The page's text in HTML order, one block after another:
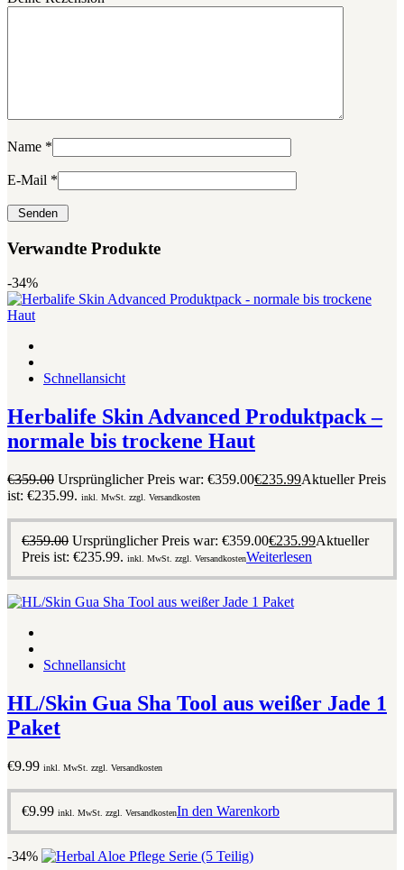
Name *
E-Mail *
Verwandte Produkte
-34%
Schnellansicht
Herbalife Skin Advanced Produktpack –
normale bis trockene Haut
€359.00 Ursprünglicher Preis war: €359.00€235.99Aktueller Preis
ist: €235.99. inkl. MwSt. zzgl. Versandkosten
€359.00 Ursprünglicher Preis war: €359.00€235.99Aktueller
Preis ist: €235.99. inkl. MwSt. zzgl. VersandkostenWeiterlesen
Schnellansicht
HL/Skin Gua Sha Tool aus weißer Jade 1
Paket
€9.99 inkl. MwSt. zzgl. Versandkosten
€9.99 inkl. MwSt. zzgl. VersandkostenIn den Warenkorb
-34%